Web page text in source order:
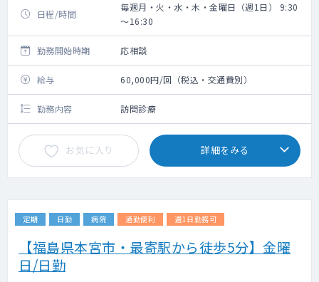
日程/時間
毎週月・火・水・木・金曜日（週1日） 9:30
～16:30
勤務開始時期 応相談
給与 60,000円/回（税込・交通費別）
勤務内容 訪問診療
お気に入り 詳細をみる
定期 日勤 病院 通勤便利 週1日勤務可
【福島県本宮市・最寄駅から徒歩5分】金曜
日/日勤